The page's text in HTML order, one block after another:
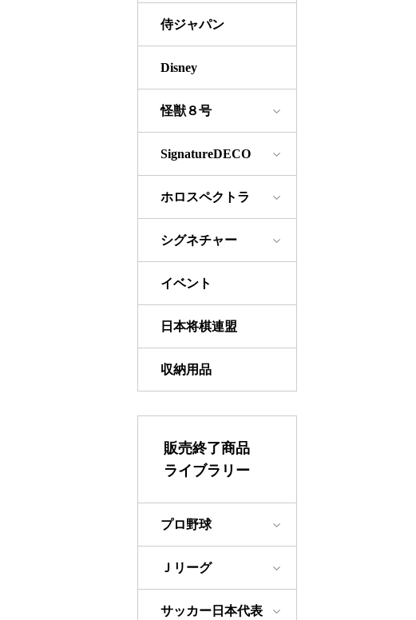
侍ジャパン
Disney
怪獣８号
SignatureDECO
ホロスペクトラ
シグネチャー
イベント
日本将棋連盟
収納用品
販売終了商品
ライブラリー
プロ野球
Ｊリーグ
サッカー日本代表